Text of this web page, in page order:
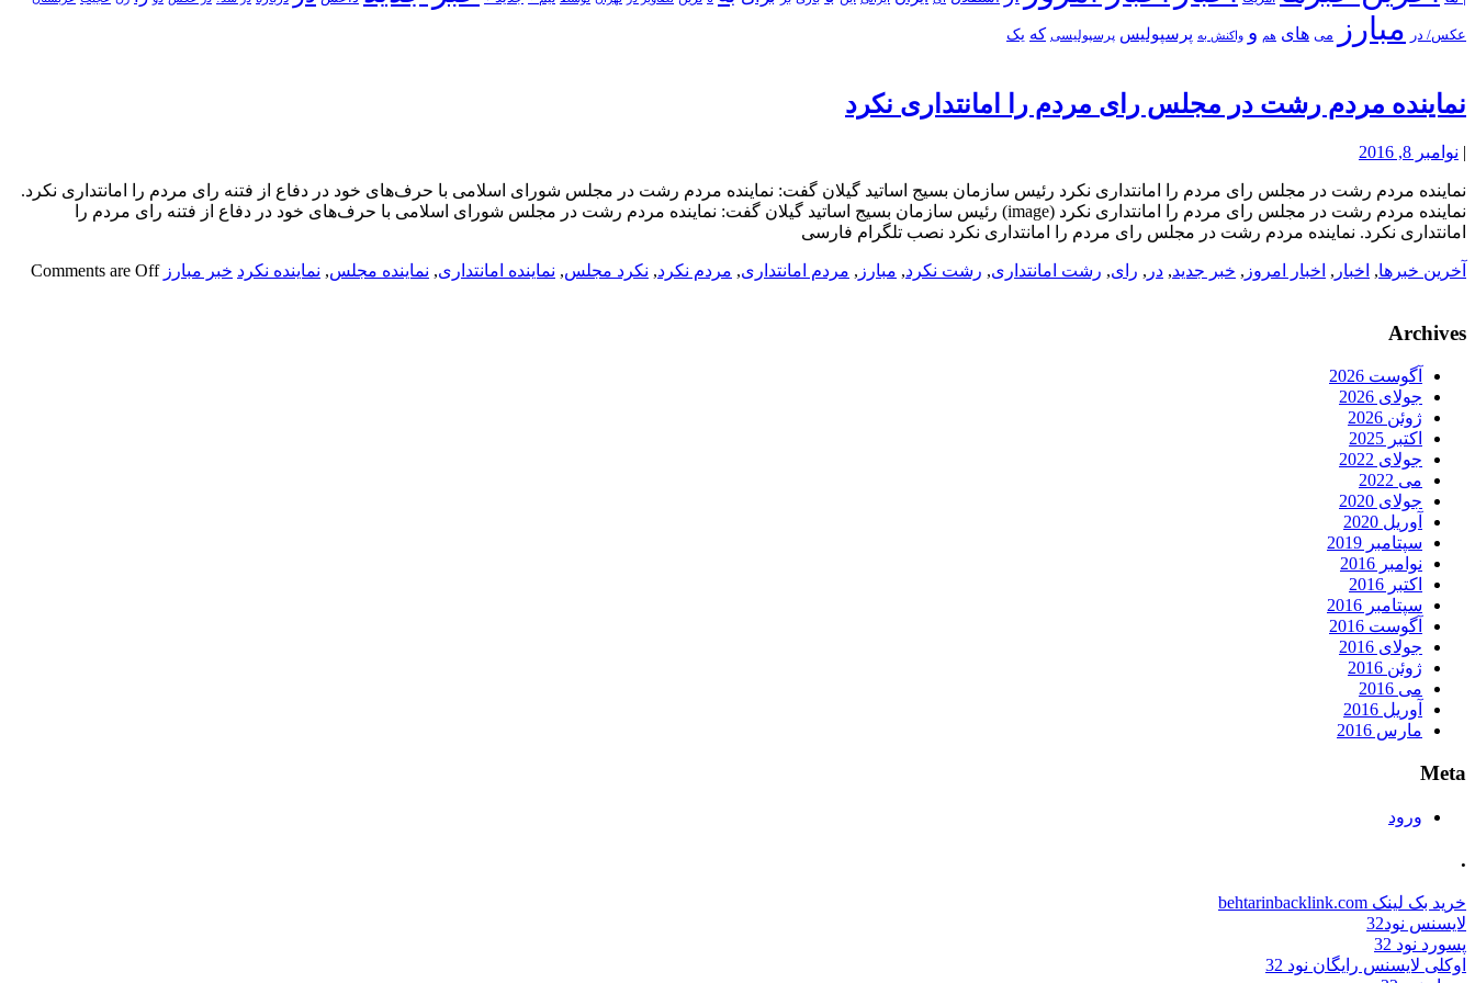
عکس/ در مبارز می های هم و واکنش به پرسپولیس پرسپولیسی که یک
نماینده مردم رشت در مجلس رای مردم را امانتداری نکرد‌
| نوامبر 8, 2016
نماینده مردم رشت در مجلس رای مردم را امانتداری نکرد‌ رئیس سازمان بسیج اساتید گیلان گفت: نماینده مردم رشت در مجلس شورای اسلامی با حرف‌های خود در دفاع از فتنه رای مردم را امانتداری نکرد.
نماینده مردم رشت در مجلس رای مردم را امانتداری نکرد‌ (image) رئیس سازمان بسیج اساتید گیلان گفت: نماینده مردم رشت در مجلس شورای اسلامی با حرف‌های خود در دفاع از فتنه رای مردم را
امانتداری نکرد. نماینده مردم رشت در مجلس رای مردم را امانتداری نکرد‌ نصب تلگرام فارسی
آخرین خبرها, اخبار , اخبار امروز , خبر جدید, در , رای, رشت امانتداری, رشت نکرد‌, مبارز , مردم امانتداری, مردم نکرد‌, نکرد‌ مجلس, نماینده امانتداری, نماینده مجلس, نماینده نکرد‌ خبر مبارز Comments are Off
Archives
آگوست 2026
جولای 2026
ژوئن 2026
اکتبر 2025
جولای 2022
می 2022
جولای 2020
آوریل 2020
سپتامبر 2019
نوامبر 2016
اکتبر 2016
سپتامبر 2016
آگوست 2016
جولای 2016
ژوئن 2016
می 2016
آوریل 2016
مارس 2016
Meta
ورود
.
خرید بک لینک behtarinbacklink.com
لایسنس نود32
پسورد نود 32
اوکلی لایسنس رایگان نود 32